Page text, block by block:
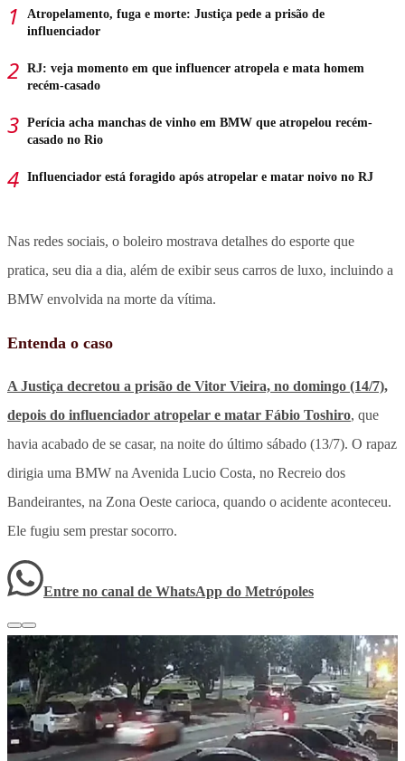
Atropelamento, fuga e morte: Justiça pede a prisão de
influenciador
RJ: veja momento em que influencer atropela e mata homem
recém-casado
Perícia acha manchas de vinho em BMW que atropelou recém-
casado no Rio
Influenciador está foragido após atropelar e matar noivo no RJ
Nas redes sociais, o boleiro mostrava detalhes do esporte que
pratica, seu dia a dia, além de exibir seus carros de luxo, incluindo a
BMW envolvida na morte da vítima.
Entenda o caso
A Justiça decretou a prisão de Vitor Vieira, no domingo (14/7),
depois do influenciador atropelar e matar Fábio Toshiro, que
havia acabado de se casar, na noite do último sábado (13/7). O rapaz
dirigia uma BMW na Avenida Lucio Costa, no Recreio dos
Bandeirantes, na Zona Oeste carioca, quando o acidente aconteceu.
Ele fugiu sem prestar socorro.
Entre no canal de WhatsApp do Metrópoles